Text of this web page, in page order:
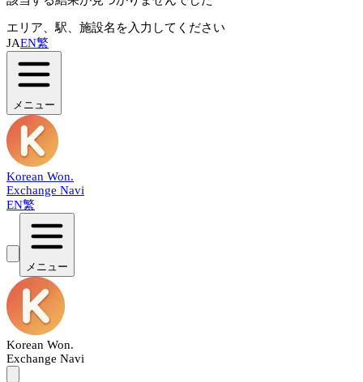
エリア、駅、施設名を入力してください
JAEN繁
メニュー
Korean Won.
Exchange Navi
EN繁
メニュー
Korean Won.
Exchange Navi